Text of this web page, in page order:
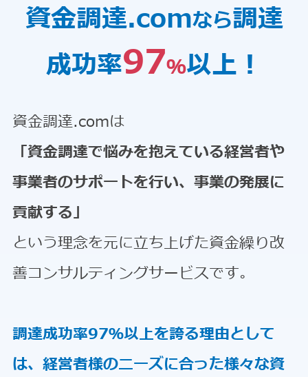
資金調達.comなら調達
成功率97％以上！
資金調達.comは
「資金調達で悩みを抱えている経営者や
事業者のサポートを行い、事業の発展に
貢献する」
という理念を元に立ち上げた資金繰り改
善コンサルティングサービスです。
調達成功率97％以上を誇る理由として
は、経営者様のニーズに合った様々な資